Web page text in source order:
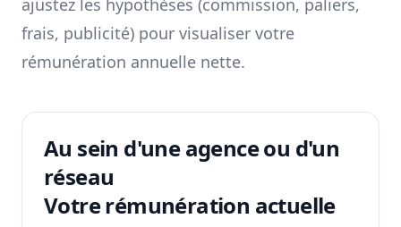
ajustez les hypothèses (commission, paliers,
frais, publicité) pour visualiser votre
rémunération annuelle nette.
Au sein d'une agence ou d'un
réseau
Votre rémunération actuelle